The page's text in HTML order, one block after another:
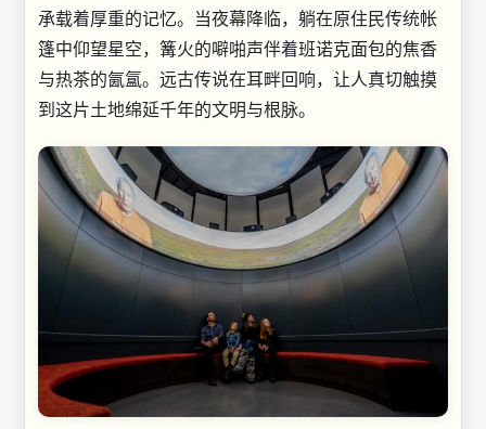
承载着厚重的记忆。当夜幕降临，躺在原住民传统帐
篷中仰望星空，篝火的噼啪声伴着班诺克面包的焦香
与热茶的氤氲。远古传说在耳畔回响，让人真切触摸
到这片土地绵延千年的文明与根脉。